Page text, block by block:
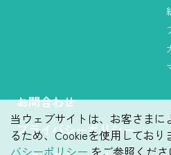
お問合わせ
プライバシーポリシー
当ウェブサイトは、お客さま
るため、Cookieを使用しており
バシーポリシー をご参照くださ